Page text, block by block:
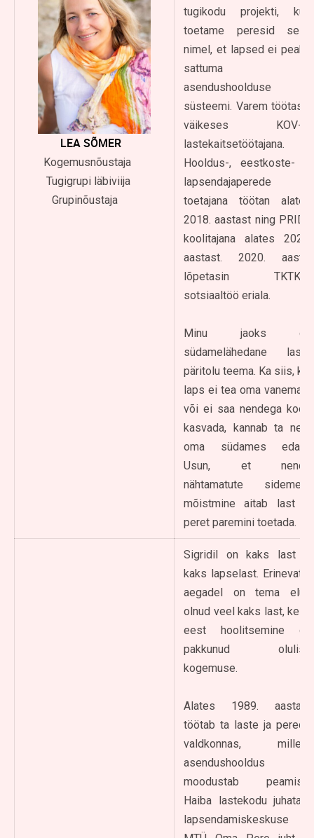
LEA SÕMER
Kogemusnõustaja
Tugigrupi läbiviija
Grupinõustaja
tugikodu projekti, kus
toetame peresid selle
nimel, et lapsed ei peaks
sattuma
asendushoolduse
süsteemi. Varem töötasin
väikeses KOV-is
lastekaitsetöötajana.
Hooldus-, eestkoste- ja
lapsendajaperede
toetajana töötan alates
2018. aastast ning PRIDE
koolitajana alates 2021.
aastast. 2020. aastal
lõpetasin TKTK-s
sotsiaaltöö eriala.
Minu jaoks on
südamelähedane laste
päritolu teema. Ka siis, kui
laps ei tea oma vanemaid
või ei saa nendega koos
kasvada, kannab ta neid
oma südames edasi.
Usun, et nende
nähtamatute sidemete
mõistmine aitab last ja
peret paremini toetada.
Sigridil on kaks last ja
kaks lapselast. Erinevatel
aegadel on tema elus
olnud veel kaks last, kelle
eest hoolitsemine on
pakkunud olulise
kogemuse.
Alates 1989. aastast
töötab ta laste ja perede
valdkonnas, millest
asendushooldus
moodustab peamise:
Haiba lastekodu juhataja,
lapsendamiskeskuse